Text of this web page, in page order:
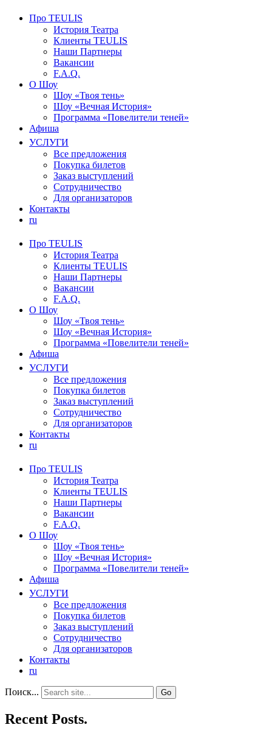
Про TEULIS
История Театра
Клиенты TEULIS
Наши Партнеры
Вакансии
F.A.Q.
О Шоу
Шоу «Твоя тень»
Шоу «Вечная История»
Программа «Повелители теней»
Афиша
УСЛУГИ
Все предложения
Покупка билетов
Заказ выступлений
Сотрудничество
Для организаторов
Контакты
ru
Про TEULIS
История Театра
Клиенты TEULIS
Наши Партнеры
Вакансии
F.A.Q.
О Шоу
Шоу «Твоя тень»
Шоу «Вечная История»
Программа «Повелители теней»
Афиша
УСЛУГИ
Все предложения
Покупка билетов
Заказ выступлений
Сотрудничество
Для организаторов
Контакты
ru
Про TEULIS
История Театра
Клиенты TEULIS
Наши Партнеры
Вакансии
F.A.Q.
О Шоу
Шоу «Твоя тень»
Шоу «Вечная История»
Программа «Повелители теней»
Афиша
УСЛУГИ
Все предложения
Покупка билетов
Заказ выступлений
Сотрудничество
Для организаторов
Контакты
ru
Поиск...
Recent Posts.